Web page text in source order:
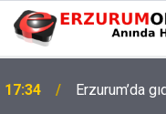
17:34 Erzurum’da